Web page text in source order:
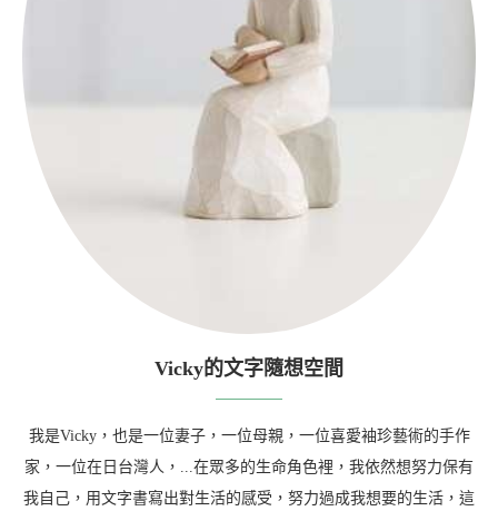
Vicky的文字隨想空間
我是Vicky，也是一位妻子，一位母親，一位喜愛袖珍藝術的手作
家，一位在日台灣人，...在眾多的生命角色裡，我依然想努力保有
我自己，用文字書寫出對生活的感受，努力過成我想要的生活，這